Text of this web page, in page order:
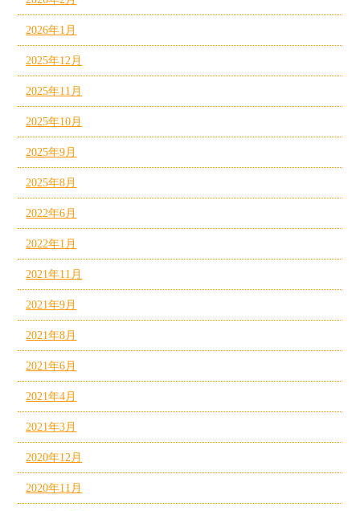
2026年1月
2025年12月
2025年11月
2025年10月
2025年9月
2025年8月
2022年6月
2022年1月
2021年11月
2021年9月
2021年8月
2021年6月
2021年4月
2021年3月
2020年12月
2020年11月